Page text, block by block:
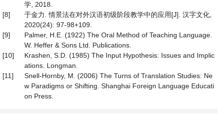
学, 2018.
[8]
于金力. 情景法在对外汉语初级阶段教学中的应用[J]. 汉字文化,
2020(24): 97-98+109.
[9]
Palmer, H.E. (1922) The Oral Method of Teaching Language.
W. Heffer & Sons Ltd. Publications.
[10]
Krashen, S.D. (1985) The Input Hypothesis: Issues and Implic
ations. Longman.
[11]
Snell-Hornby, M. (2006) The Turns of Translation Studies: Ne
w Paradigms or Shifting. Shanghai Foreign Language Educati
on Press.